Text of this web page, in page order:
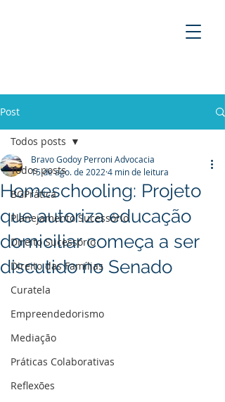
Post
Todos posts
BGPrática
Planejamento Sucessório
Direito Sucessório
Direito das Famílias
Curatela
Empreendedorismo
Mediaçāo
Práticas Colaborativas
Reflexões
Todos posts
Homeschooling: Projeto
que autoriza educação
domiciliar começa a ser
discutido no Senado
Bravo Godoy Perroni Advocacia
15 de ago. de 2022 4 min de leitura